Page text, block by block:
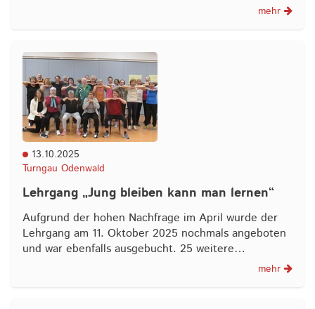
mehr
13.10.2025
Turngau Odenwald
Lehrgang „Jung bleiben kann man lernen“
Aufgrund der hohen Nachfrage im April wurde der
Lehrgang am 11. Oktober 2025 nochmals angeboten
und war ebenfalls ausgebucht. 25 weitere…
mehr